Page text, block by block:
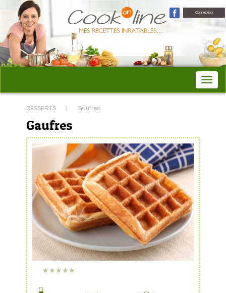
Connexion
DESSERTS Gaufres
Gaufres
★ ★ ★ ★ ★